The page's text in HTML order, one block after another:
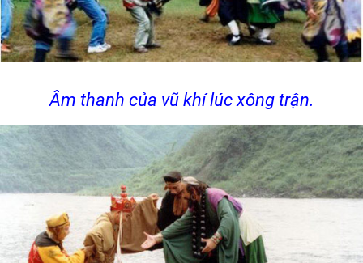
Âm thanh của vũ khí lúc xông trận.